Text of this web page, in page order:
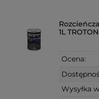
1L
Ocena:
Wysyłka